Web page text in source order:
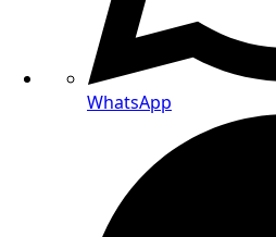
WhatsApp